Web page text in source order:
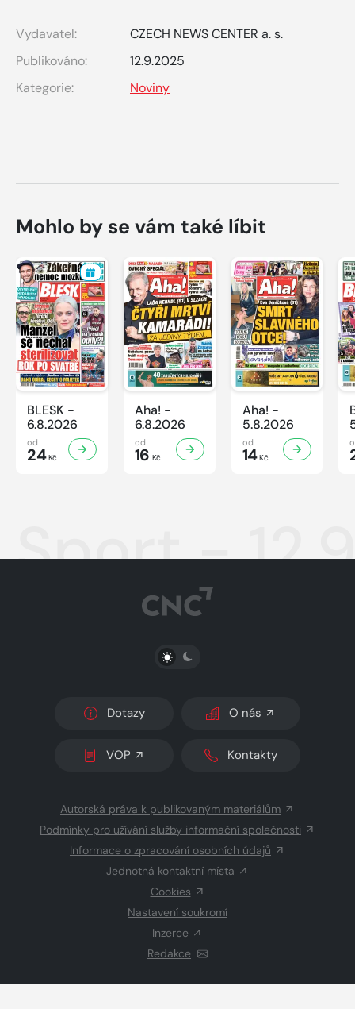
Vydavatel:
CZECH NEWS CENTER a. s.
Publikováno:
12.9.2025
Kategorie:
Noviny
Mohlo by se vám také líbit
BLESK -
6.8.2026
od
24Kč
Aha! -
6.8.2026
od
16 Kč
Aha! -
5.8.2026
od
14Kč
Sport -
PŘEPNOUT SVĚTLÝ/TMAVÝ REŽIM
Dotazy O nás
VOP Kontakty
Autorská práva k publikovaným materiálům
Podmínky pro užívání služby informační společnosti
Informace o zpracování osobních údajů
Jednotná kontaktní místa
Cookies
Nastavení soukromí
Inzerce
Redakce